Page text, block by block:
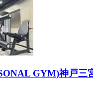
GYM)神戸三